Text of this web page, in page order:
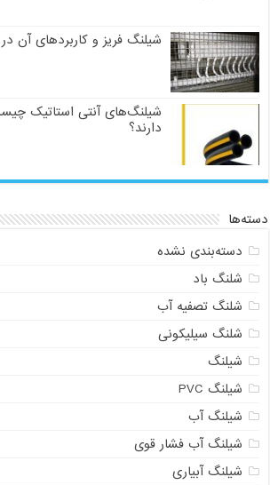
شیلنگ فریز و کاربردهای آن
شیلنگ‌های آنتی استاتیک
دارند؟
دسته‌ها
دسته‌بندی نشده
شلنگ باد
شلنگ تصفیه آب
شلنگ سیلیکونی
شیلنگ
شیلنگ PVC
شیلنگ آب
شیلنگ آب فشار قوی
شیلنگ آبیاری